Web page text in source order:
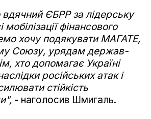
ЄБРР за лідерську
фінансового
хочу подякувати МАГАТЕ,
Союзу, урядам держав-
хто допомагає Україні
російських атак і
стійкість
- наголосив Шмигаль.